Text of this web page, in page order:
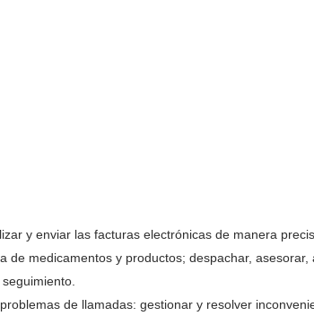
y enviar las facturas electrónicas de manera
de medicamentos y productos; despachar,
de llamadas: gestionar y resolver